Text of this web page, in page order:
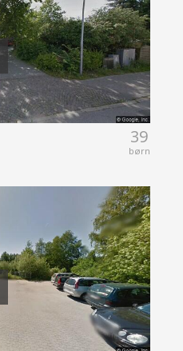
39
børn